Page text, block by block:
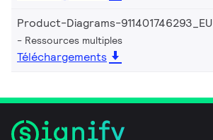
Product-Diagrams-911401746293_EU
Ressources multiples
Téléchargements